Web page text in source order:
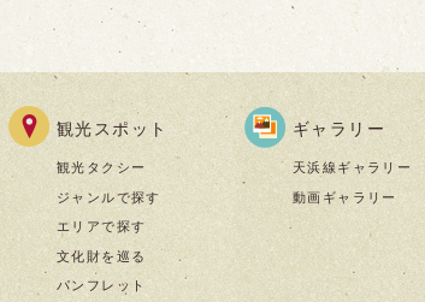
観光スポット
観光タクシー
ジャンルで探す
エリアで探す
文化財を巡る
パンフレット
ギャラリー
天浜線ギャラリー
動画ギャラリー